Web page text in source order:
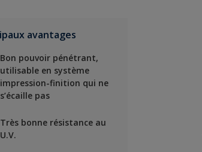
avantages
Bon pouvoir pénétrant,
utilisable en système
impression-finition qui ne
s’écaille pas
Très bonne résistance au
U.V.